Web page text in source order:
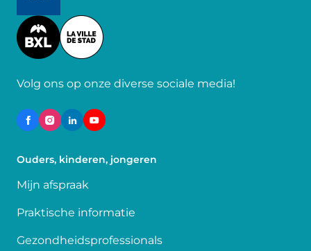
Image
Volg ons op onze diverse sociale media!
Ouders, kinderen, jongeren
Mijn afspraak
Praktische informatie
Gezondheidsprofessionals